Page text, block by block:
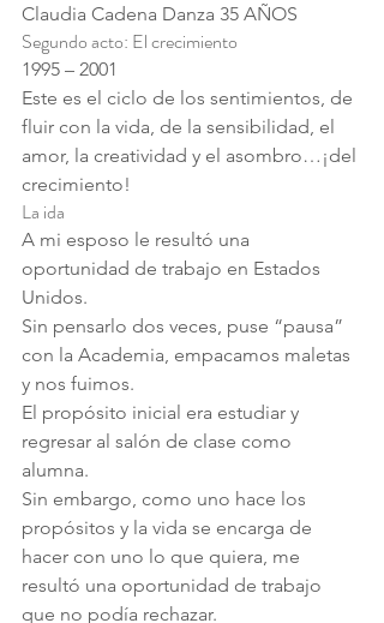
Claudia Cadena Danza 35 AÑOS
Segundo acto: El crecimiento
1995 – 2001
Este es el ciclo de los sentimientos, de
fluir con la vida, de la sensibilidad, el
amor, la creatividad y el asombro…¡del
crecimiento!
La ida
A mi esposo le resultó una
oportunidad de trabajo en Estados
Unidos.
Sin pensarlo dos veces, puse “pausa”
con la Academia, empacamos maletas
y nos fuimos.
El propósito inicial era estudiar y
regresar al salón de clase como
alumna.
Sin embargo, como uno hace los
propósitos y la vida se encarga de
hacer con uno lo que quiera, me
resultó una oportunidad de trabajo
que no podía rechazar.